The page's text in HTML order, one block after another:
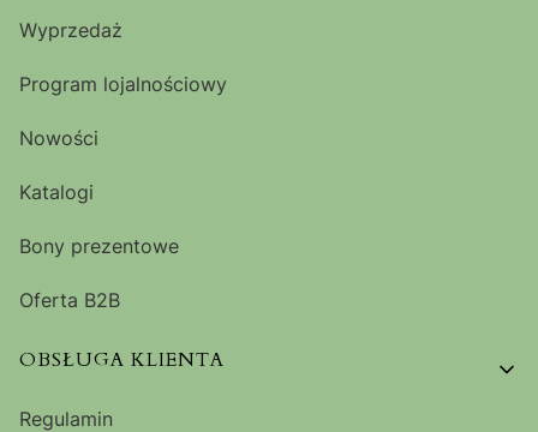
Wyprzedaż
Program lojalnościowy
Nowości
Katalogi
Bony prezentowe
Oferta B2B
OBSŁUGA KLIENTA
Regulamin